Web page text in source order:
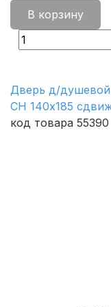
В корзину
Дверь д/душевой
CH 140х185
код товара 55390